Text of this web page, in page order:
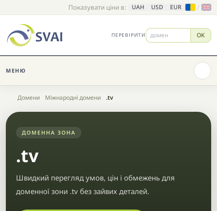
Показувати ціни в: UAH USD EUR /
ПЕРЕВІРИТИ OK
МЕНЮ
Головна
Домени Міжнародні домени .tv
ДОМЕННА ЗОНА
.tv
Швидкий перегляд умов, цін і обмежень для
доменної зони .tv без зайвих деталей.